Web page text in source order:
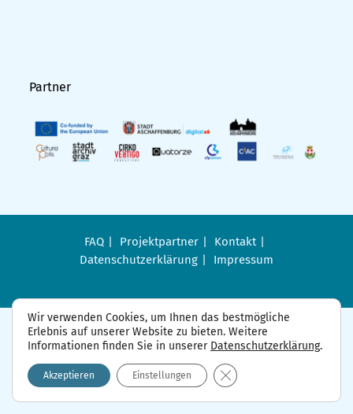
Partner
FAQ Projektpartner
Kontakt
Datenschutzerklärung
Impressum
Wir verwenden Cookies, um Ihnen das bestmögliche
Erlebnis auf unserer Website zu bieten. Weitere
Informationen finden Sie in unserer Datenschutzerklärung.
Akzeptieren Einstellungen GDPR Cookie-Banner